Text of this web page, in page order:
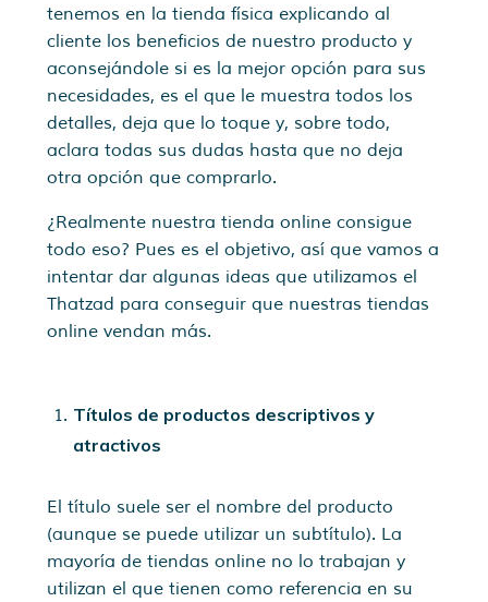
tenemos en la tienda física explicando al
cliente los beneficios de nuestro producto y
aconsejándole si es la mejor opción para sus
necesidades, es el que le muestra todos los
detalles, deja que lo toque y, sobre todo,
aclara todas sus dudas hasta que no deja
otra opción que comprarlo.
¿Realmente nuestra tienda online consigue
todo eso? Pues es el objetivo, así que vamos a
intentar dar algunas ideas que utilizamos el
Thatzad para conseguir que nuestras tiendas
online vendan más.
Títulos de productos descriptivos y
atractivos
El título suele ser el nombre del producto
(aunque se puede utilizar un subtítulo). La
mayoría de tiendas online no lo trabajan y
utilizan el que tienen como referencia en su